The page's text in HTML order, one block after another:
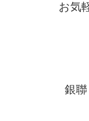
お気
銀